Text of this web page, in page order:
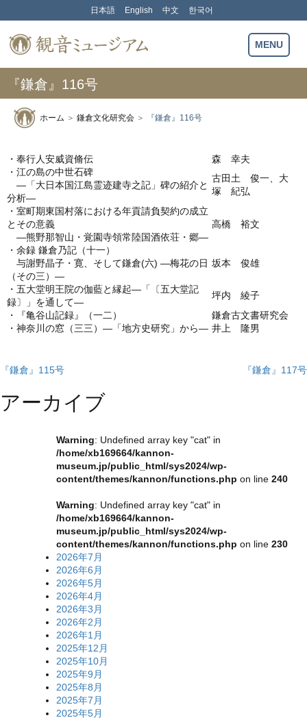
to
content
日本語 English 中文 한국어
MENU
『鎌倉』116号
ホーム ＞ 鎌倉文化研究会 ＞ 『鎌倉』116号
・奉行人安威資脩伝
森 幸夫
・江の島の中世石碑
―「大日本国江島霊迹建寺之記」碑の紹介と
分析―
古田土 俊一、大
塚 紀弘
・室町期東国村落における年貢請負契約の成立
とその意義
―熊野那智山・覚園寺領常陸国酒依荘・郷―
高橋 裕文
・余録 鎌倉乃記（十一）
与謝野晶子・寛、そして鎌倉(六) ―梅花の日
（その三）―
坂本 俊雄
・五大堂明王院の伽藍と縁起―「〔五大堂記
録〕」を通して―
坪内 綾子
・『亀谷山記録』（一二）
鎌倉古文書研究会
・神奈川の窓（三三）―「地方史研究」から― 井上 隆男
投
稿
ナ
『鎌倉』115号 『鎌倉』117号
アーカイブ
Warning: Undefined array key "cat" in
/home/xb169664/kannon-
museum.jp/public_html/sys2024/wp-
content/themes/kannon/functions.php on line 240
Warning: Undefined array key "cat" in
/home/xb169664/kannon-
museum.jp/public_html/sys2024/wp-
content/themes/kannon/functions.php on line 230
2026年7月
2026年6月
2026年5月
2026年4月
2026年3月
2026年2月
2026年1月
2025年12月
2025年10月
2025年9月
2025年8月
2025年7月
2025年5月